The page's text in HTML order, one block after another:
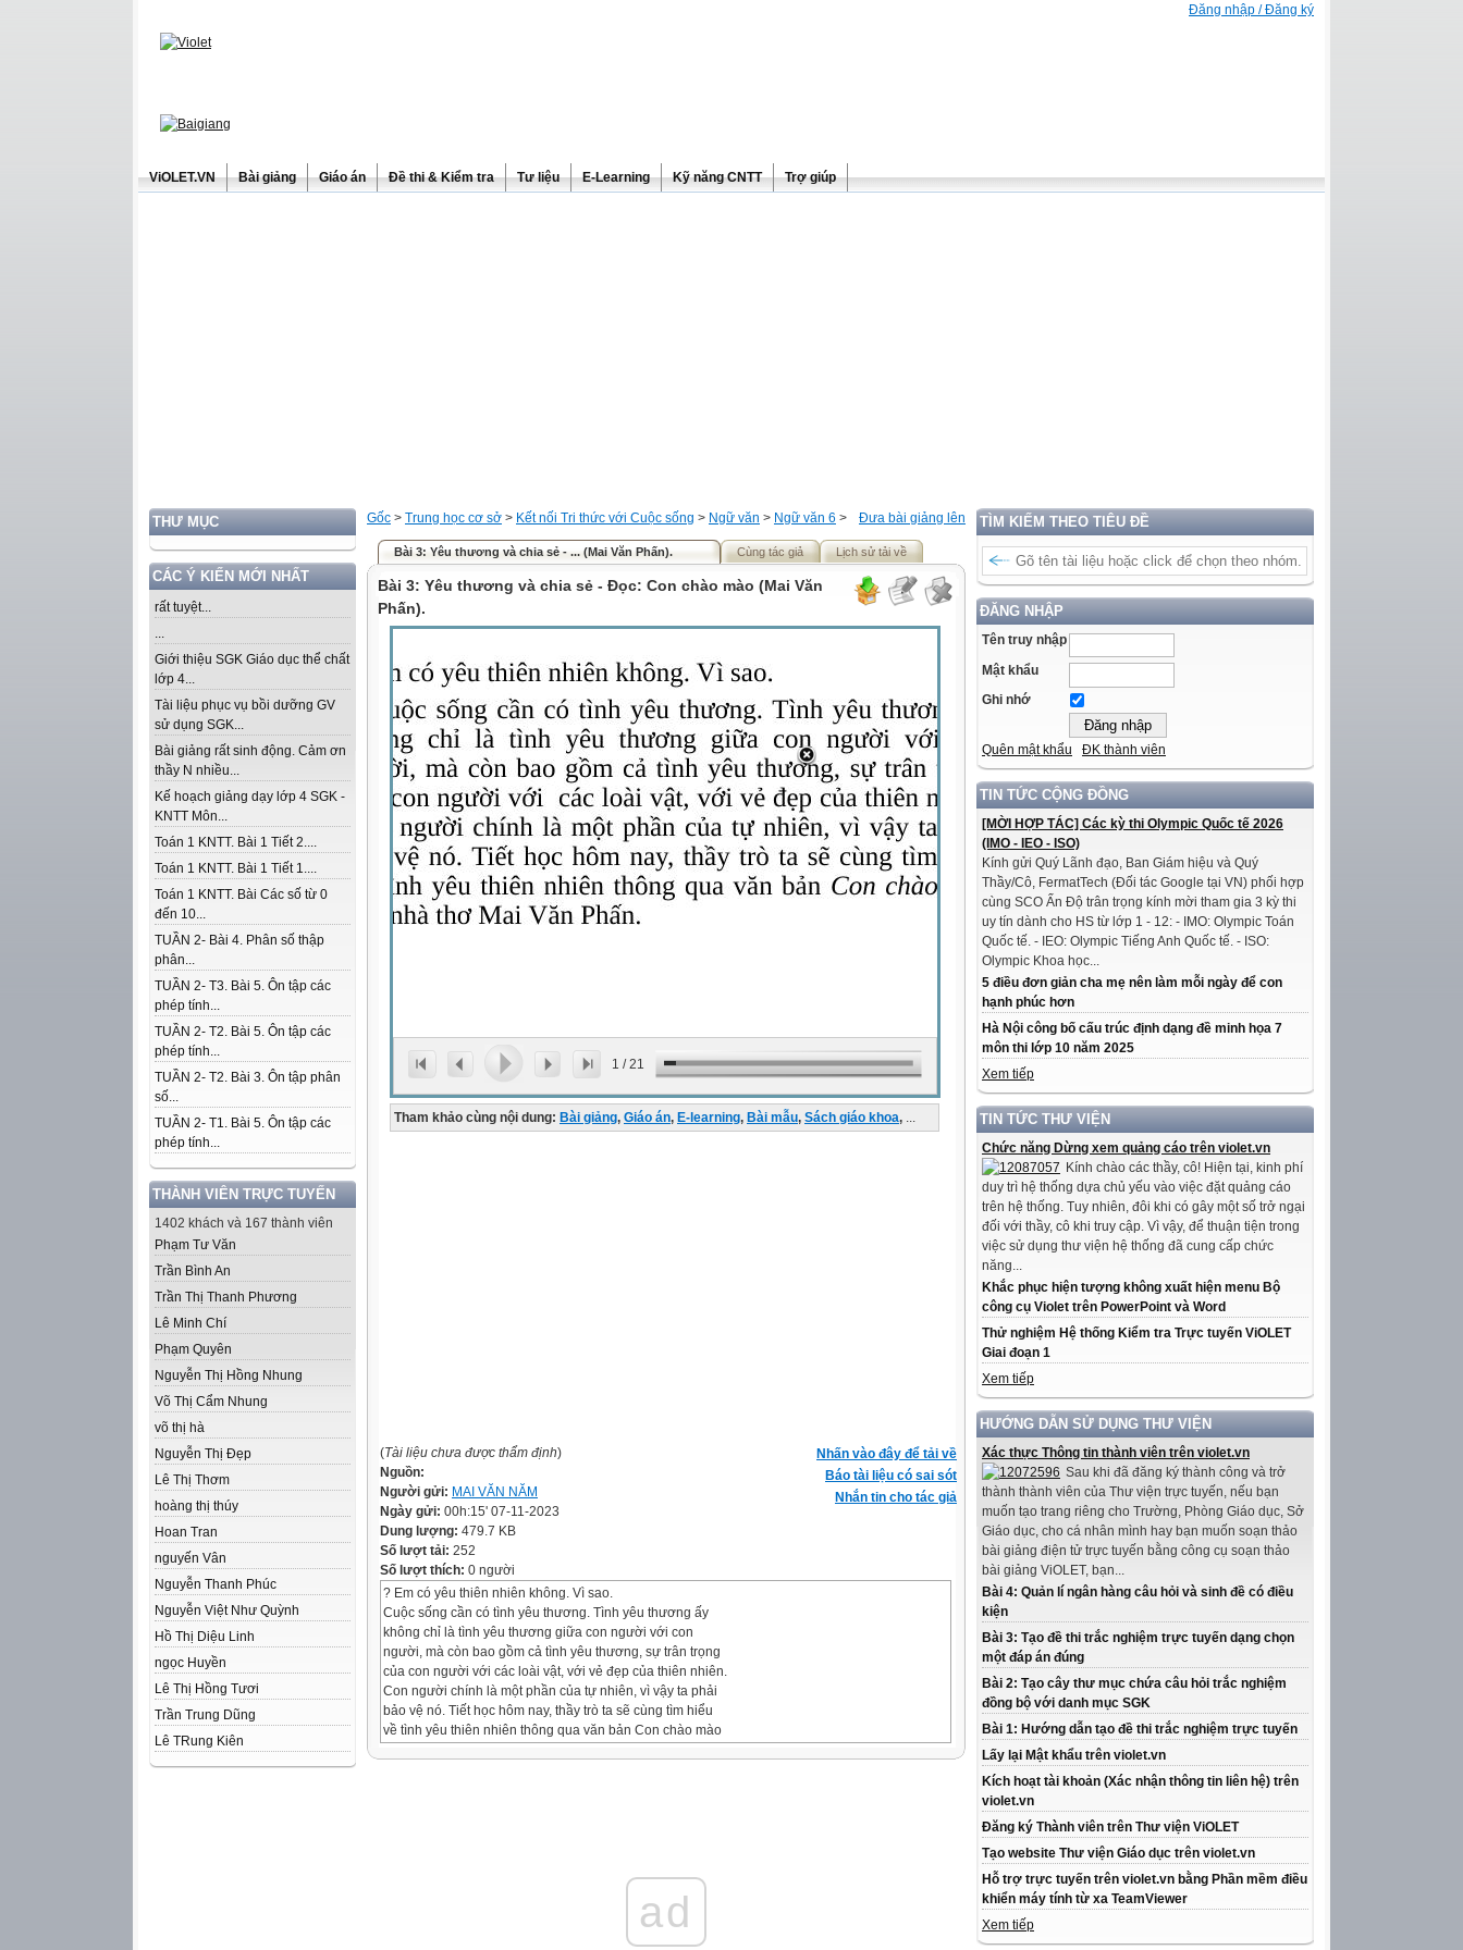
Đăng nhập / Đăng ký
ViOLET.VN Bài giảng Giáo án Đề thi & Kiểm tra Tư liệu E-Learning Kỹ năng CNTT Trợ giúp
THƯ MỤC
CÁC Ý KIẾN MỚI NHẤT
rất tuyệt...
...
Giới thiệu SGK Giáo dục thể chất
lớp 4...
Tài liệu phục vụ bồi dưỡng GV
sử dụng SGK...
Bài giảng rất sinh động. Cảm ơn
thầy N nhiều...
Kế hoạch giảng dạy lớp 4 SGK -
KNTT Môn...
Toán 1 KNTT. Bài 1 Tiết 2....
Toán 1 KNTT. Bài 1 Tiết 1....
Toán 1 KNTT. Bài Các số từ 0
đến 10...
TUẦN 2- Bài 4. Phân số thập
phân...
TUẦN 2- T3. Bài 5. Ôn tập các
phép tính...
TUẦN 2- T2. Bài 5. Ôn tập các
phép tính...
TUẦN 2- T2. Bài 3. Ôn tập phân
số...
TUẦN 2- T1. Bài 5. Ôn tập các
phép tính...
THÀNH VIÊN TRỰC TUYẾN
1402 khách và 167 thành viên
Phạm Tư Văn
Trần Bình An
Trần Thị Thanh Phương
Lê Minh Chí
Phạm Quyên
Nguyễn Thị Hồng Nhung
Võ Thị Cẩm Nhung
võ thị hà
Nguyễn Thị Đẹp
Lê Thị Thơm
hoàng thị thúy
Hoan Tran
nguyến Vân
Nguyễn Thanh Phúc
Nguyễn Việt Như Quỳnh
Hồ Thị Diệu Linh
ngọc Huyền
Lê Thị Hồng Tươi
Trần Trung Dũng
Lê TRung Kiên
TÌM KIẾM THEO TIÊU ĐỀ
ĐĂNG NHẬP
Tên truy nhập
Mật khẩu
Ghi nhớ
Quên mật khẩu ĐK thành viên
TIN TỨC CỘNG ĐỒNG
[MỜI HỢP TÁC] Các kỳ thi Olympic Quốc tế 2026
(IMO - IEO - ISO)
Kính gửi Quý Lãnh đạo, Ban Giám hiệu và Quý
Thầy/Cô, FermatTech (Đối tác Google tại VN) phối hợp
cùng SCO Ấn Độ trân trọng kính mời tham gia 3 kỳ thi
uy tín dành cho HS từ lớp 1 - 12: - IMO: Olympic Toán
Quốc tế. - IEO: Olympic Tiếng Anh Quốc tế. - ISO:
Olympic Khoa học...
5 điều đơn giản cha mẹ nên làm mỗi ngày để con
hạnh phúc hơn
Hà Nội công bố cấu trúc định dạng đề minh họa 7
môn thi lớp 10 năm 2025
Xem tiếp
TIN TỨC THƯ VIỆN
Chức năng Dừng xem quảng cáo trên violet.vn
Kính chào các thầy, cô! Hiện tại, kinh phí
duy trì hệ thống dựa chủ yếu vào việc đặt quảng cáo
trên hệ thống. Tuy nhiên, đôi khi có gây một số trở ngại
đối với thầy, cô khi truy cập. Vì vậy, để thuận tiện trong
việc sử dụng thư viện hệ thống đã cung cấp chức
năng...
Khắc phục hiện tượng không xuất hiện menu Bộ
công cụ Violet trên PowerPoint và Word
Thử nghiệm Hệ thống Kiểm tra Trực tuyến ViOLET
Giai đoạn 1
Xem tiếp
HƯỚNG DẪN SỬ DỤNG THƯ VIỆN
Xác thực Thông tin thành viên trên violet.vn
Sau khi đã đăng ký thành công và trở
thành thành viên của Thư viện trực tuyến, nếu bạn
muốn tạo trang riêng cho Trường, Phòng Giáo dục, Sở
Giáo dục, cho cá nhân mình hay bạn muốn soạn thảo
bài giảng điện tử trực tuyến bằng công cụ soạn thảo
bài giảng ViOLET, bạn...
Bài 4: Quản lí ngân hàng câu hỏi và sinh đề có điều
kiện
Bài 3: Tạo đề thi trắc nghiệm trực tuyến dạng chọn
một đáp án đúng
Bài 2: Tạo cây thư mục chứa câu hỏi trắc nghiệm
đồng bộ với danh mục SGK
Bài 1: Hướng dẫn tạo đề thi trắc nghiệm trực tuyến
Lấy lại Mật khẩu trên violet.vn
Kích hoạt tài khoản (Xác nhận thông tin liên hệ) trên
violet.vn
Đăng ký Thành viên trên Thư viện ViOLET
Tạo website Thư viện Giáo dục trên violet.vn
Hỗ trợ trực tuyến trên violet.vn bằng Phần mềm điều
khiển máy tính từ xa TeamViewer
Xem tiếp
Đưa bài giảng lên
Gốc > Trung học cơ sở > Kết nối Tri thức với Cuộc sống > Ngữ văn > Ngữ văn 6 >
Bài 3: Yêu thương và chia sẻ - ... (Mai Văn Phấn). Cùng tác giả Lịch sử tải về
Bài 3: Yêu thương và chia sẻ - Đọc: Con chào mào (Mai Văn
Phấn).
1 /21
Tham khảo cùng nội dung: Bài giảng, Giáo án, E-learning, Bài mẫu, Sách giáo khoa, ...
Nhấn vào đây để tải về
Báo tài liệu có sai sót
Nhắn tin cho tác giả
(Tài liệu chưa được thẩm định)
Nguồn:
Người gửi: MAI VĂN NĂM
Ngày gửi: 00h:15' 07-11-2023
Dung lượng: 479.7 KB
Số lượt tải: 252
Số lượt thích: 0 người
? Em có yêu thiên nhiên không. Vì sao.
Cuộc sống cần có tình yêu thương. Tình yêu thương ấy
không chỉ là tình yêu thương giữa con người với con
người, mà còn bao gồm cả tình yêu thương, sự trân trọng
của con người với các loài vật, với vẻ đẹp của thiên nhiên.
Con người chính là một phần của tự nhiên, vì vậy ta phải
bảo vệ nó. Tiết học hôm nay, thầy trò ta sẽ cùng tìm hiểu
về tình yêu thiên nhiên thông qua văn bản Con chào mào
Đọc to, rõ, lưu loát; giọng vui tươi, ngắt nghỉ đúng ở
ad